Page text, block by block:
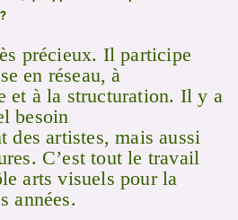
précieux. Il participe
en réseau, à
et à la structuration. Il y a
besoin
des artistes, mais aussi
C’est tout le travail
arts visuels pour la
années.